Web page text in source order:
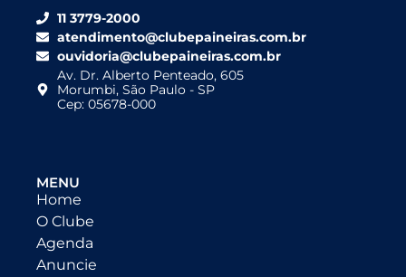
11 3779-2000
atendimento@clubepaineiras.com.br
ouvidoria@clubepaineiras.com.br
Av. Dr. Alberto Penteado, 605
Morumbi, São Paulo - SP
Cep: 05678-000
MENU
Home
O Clube
Agenda
Anuncie